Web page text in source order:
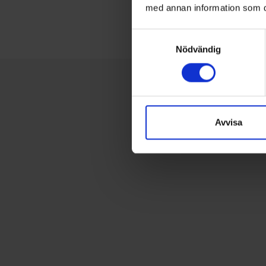
med annan information som
Nödvändig
Avvisa